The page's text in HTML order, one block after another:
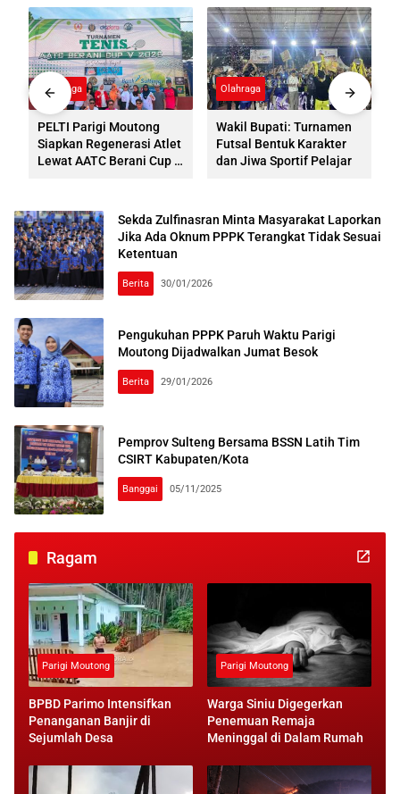
Olahraga
PELTI Parigi Moutong
Siapkan Regenerasi Atlet
Lewat AATC Berani Cup V
Olahraga
Wakil Bupati: Turnamen
Futsal Bentuk Karakter
dan Jiwa Sportif Pelajar
Sekda Zulfinasran Minta Masyarakat Laporkan
Jika Ada Oknum PPPK Terangkat Tidak Sesuai
Ketentuan
Berita 30/01/2026
Pengukuhan PPPK Paruh Waktu Parigi
Moutong Dijadwalkan Jumat Besok
Berita 29/01/2026
Pemprov Sulteng Bersama BSSN Latih Tim
CSIRT Kabupaten/Kota
Banggai 05/11/2025
Ragam
Parigi Moutong
BPBD Parimo Intensifkan
Penanganan Banjir di
Sejumlah Desa
Parigi Moutong
Warga Siniu Digegerkan
Penemuan Remaja
Meninggal di Dalam Rumah